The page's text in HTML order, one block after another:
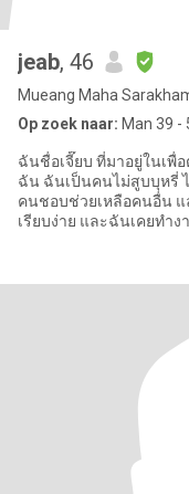
jeab, 46
Mueang Maha
Op zoek naar: Man 39 -
ฉันชื่อเจี๊ยบ ที่มาอยู่ในเพื่
ฉัน ฉันเป็นคนไม่สูบบุหรี่ ไม่เล่นการพนัน ดื่มเหล้าบางโอกาส และเป็น
คนชอบช่วยเหลือคนอื่น
เรียบง่าย และฉัน